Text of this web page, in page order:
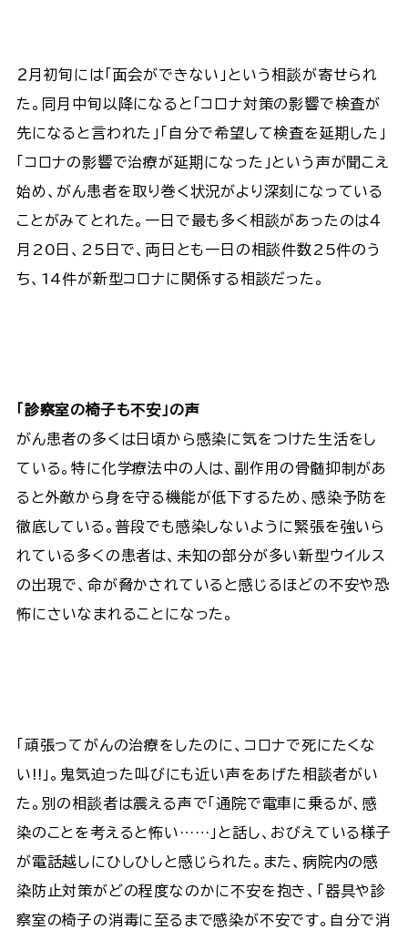
２月初旬には「面会ができない」という相談が寄せられ
た。同月中旬以降になると「コロナ対策の影響で検査が
先になると言われた」「自分で希望して検査を延期した」
「コロナの影響で治療が延期になった」という声が聞こえ
始め、がん患者を取り巻く状況がより深刻になっている
ことがみてとれた。一日で最も多く相談があったのは４
月20日、25日で、両日とも一日の相談件数25件のう
ち、14件が新型コロナに関係する相談だった。
「診察室の椅子も不安」の声
がん患者の多くは日頃から感染に気をつけた生活をし
ている。特に化学療法中の人は、副作用の骨髄抑制があ
ると外敵から身を守る機能が低下するため、感染予防を
徹底している。普段でも感染しないように緊張を強いら
れている多くの患者は、未知の部分が多い新型ウイルス
の出現で、命が脅かされていると感じるほどの不安や恐
怖にさいなまれることになった。
「頑張ってがんの治療をしたのに、コロナで死にたくな
い!!」。鬼気迫った叫びにも近い声をあげた相談者がい
た。別の相談者は震える声で「通院で電車に乗るが、感
染のことを考えると怖い……」と話し、おびえている様子
が電話越しにひしひしと感じられた。また、病院内の感
染防止対策がどの程度なのかに不安を抱き、「器具や診
察室の椅子の消毒に至るまで感染が不安です。自分で消